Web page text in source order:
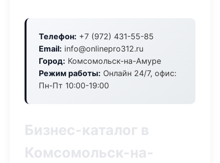
Телефон: +7 (972) 431-55-85
Email: info@onlinepro312.ru
Город: Комсомольск-на-Амуре
Режим работы: Онлайн 24/7, офис:
Пн-Пт 10:00-19:00
Бизнес-каталог в
Комсомольск-на-